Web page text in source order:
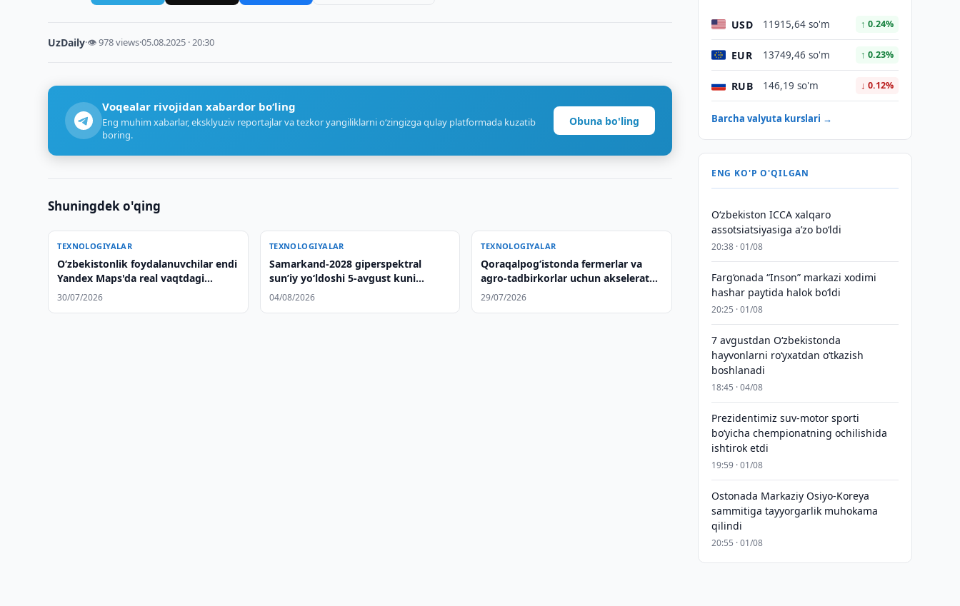
UzDaily·👁 978 views·05.08.2025 · 20:30
Voqealar rivojidan xabardor bo‘ling
Eng muhim xabarlar, eksklyuziv reportajlar va tezkor yangiliklarni o‘zingizga qulay platformada kuzatib
boring.
Obuna bo'ling
Shuningdek o'qing
TEXNOLOGIYALAR
O‘zbekistonlik foydalanuvchilar endi
Yandex Maps'da real vaqtdagi
geopozitsiyani ulasha oladi
30/07/2026
TEXNOLOGIYALAR
Samarkand-2028 giperspektral
sun’iy yo‘ldoshi 5-avgust kuni
orbitaga uchiriladi
04/08/2026
TEXNOLOGIYALAR
Qoraqalpog‘istonda fermerlar va
agro-tadbirkorlar uchun akselerator
dasturi ishga tushiriladi
29/07/2026
USD 11915,64 so'm ↑ 0.24%
EUR 13749,46 so'm ↑ 0.23%
RUB 146,19 so'm ↓ 0.12%
Barcha valyuta kurslari →
ENG KO'P O'QILGAN
O‘zbekiston ICCA xalqaro
assotsiatsiyasiga aʼzo bo‘ldi
20:38 · 01/08
Farg‘onada “Inson” markazi xodimi
hashar paytida halok bo‘ldi
20:25 · 01/08
7 avgustdan O‘zbekistonda
hayvonlarni ro‘yxatdan o‘tkazish
boshlanadi
18:45 · 04/08
Prezidentimiz suv-motor sporti
bo‘yicha chempionatning ochilishida
ishtirok etdi
19:59 · 01/08
Ostonada Markaziy Osiyo-Koreya
sammitiga tayyorgarlik muhokama
qilindi
20:55 · 01/08